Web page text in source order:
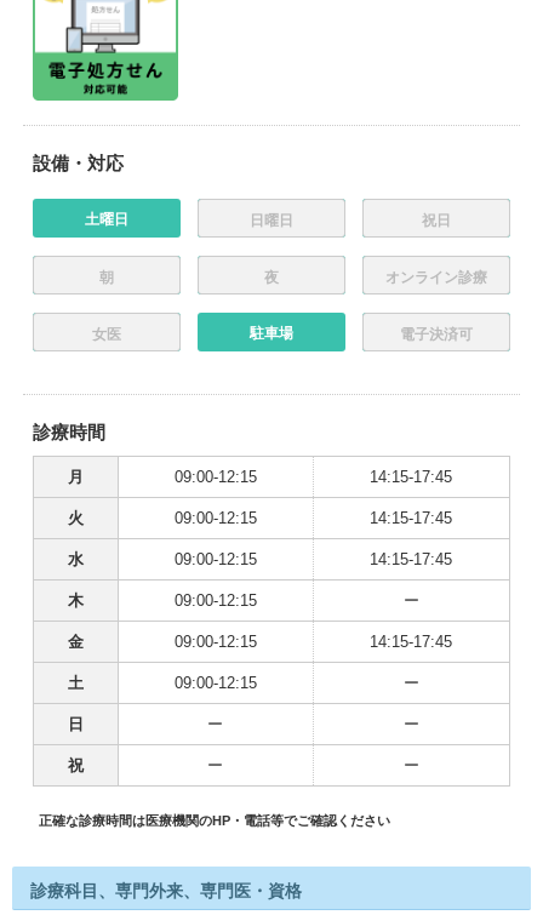
設備・対応
土曜日 日曜日 祝日
朝 夜 オンライン診療
女医 駐車場 電子決済可
診療時間
月 09:00-12:15 14:15-17:45
火 09:00-12:15 14:15-17:45
水 09:00-12:15 14:15-17:45
木 09:00-12:15 ー
金 09:00-12:15 14:15-17:45
土 09:00-12:15 ー
日 ー ー
祝 ー ー
正確な診療時間は医療機関のHP・電話等でご確認ください
診療科目、専門外来、専門医・資格